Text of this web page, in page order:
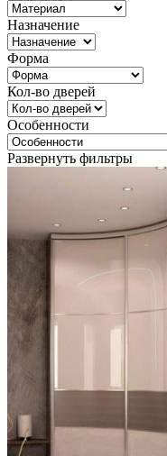
Назначение
Форма
Кол-во дверей
Особенности
Развернуть фильтры